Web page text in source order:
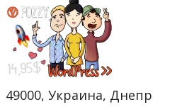
49000, Украина, Днепр